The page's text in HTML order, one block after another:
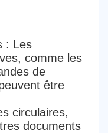
: Les
comme les
de
être
circulaires,
documents